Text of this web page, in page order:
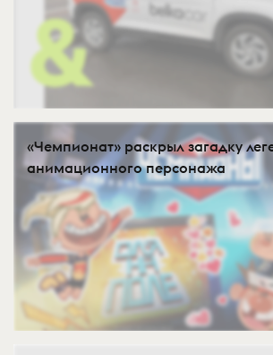
«Чемпионат» раскрыл загадку
анимационного персонажа